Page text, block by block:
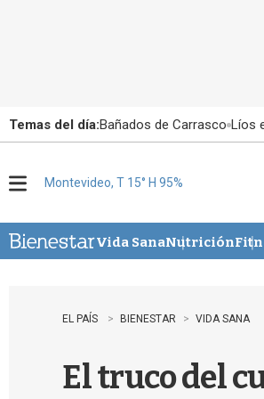
Temas del día:Bañados de Carrasco Líos
u
Montevideo, T 15° H 95%
Vida SanaNutrición
EL PAÍS BIENESTAR VIDA SANA
El truco del